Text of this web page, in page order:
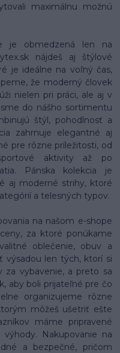
maximálnu možnú
je obmedzená len na
nájdeš aj štýlové
je ideálne na voľný čas,
že moderný človek
nielen pri práci, ale aj v
do nášho sortimentu
štýl, pohodlnosť a
zahrnuje elegantné aj
pre rôzne príležitosti, od
aktivity až po
Pánska kolekcia je
aj moderné strihy, ktoré
a telesných typov.
na našom e-shope
za ktoré ponúkame
oblečenie, obuv a
výsadou len tých, ktorí si
vybavenie, a preto sa
aby boli prijateľné pre čo
organizujeme rôzne
môžeš ušetriť ešte
máme pripravené
Nakupovanie na
a bezpečné, pričom